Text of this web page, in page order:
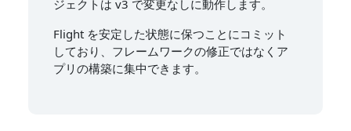
ジェクトは v3 で変更なしに動作します。
Flight を安定した状態に保つことにコミット
しており、フレームワークの修正ではなくア
プリの構築に集中できます。